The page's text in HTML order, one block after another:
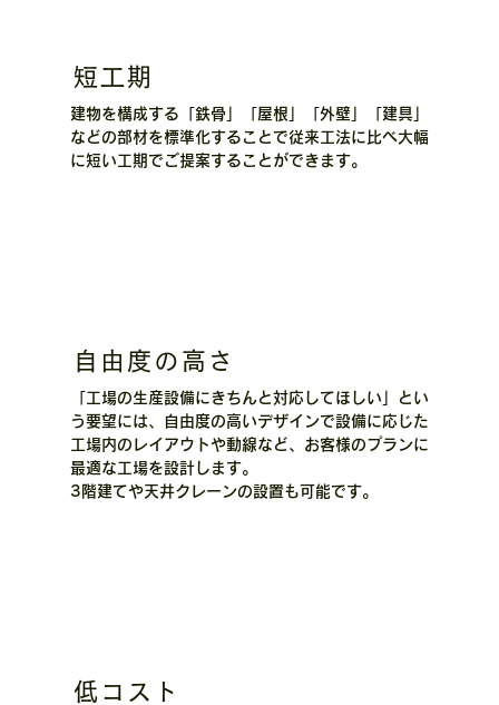
短工期
建物を構成する「鉄骨」「屋根」「外壁」「建具」
などの部材を標準化することで従来工法に比べ大幅
に短い工期でご提案することができます。
自由度の高さ
「工場の生産設備にきちんと対応してほしい」とい
う要望には、自由度の高いデザインで設備に応じた
工場内のレイアウトや動線など、お客様のプランに
最適な工場を設計します。
3階建てや天井クレーンの設置も可能です。
低コスト